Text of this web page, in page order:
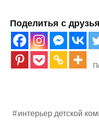
Поделитья с
интерьер детской